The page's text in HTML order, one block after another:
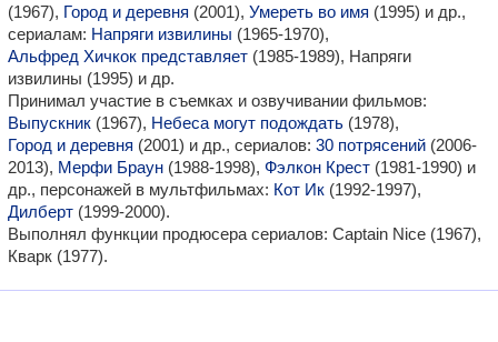
(1967), Город и деревня (2001), Умереть во имя (1995) и др.,
сериалам: Напряги извилины (1965-1970),
Альфред Хичкок представляет (1985-1989), Напряги
извилины (1995) и др.
Принимал участие в съемках и озвучивании фильмов:
Выпускник (1967), Небеса могут подождать (1978),
Город и деревня (2001) и др., сериалов: 30 потрясений (2006-
2013), Мерфи Браун (1988-1998), Фэлкон Крест (1981-1990) и
др., персонажей в мультфильмах: Кот Ик (1992-1997),
Дилберт (1999-2000).
Выполнял функции продюсера сериалов: Captain Nice (1967),
Кварк (1977).